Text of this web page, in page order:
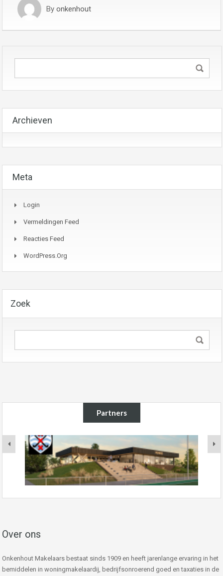
By onkenhout
Archieven
Meta
Login
Vermeldingen Feed
Reacties Feed
WordPress.org
Zoek
Partners
Over ons
Onkenhout Makelaars bestaat sinds 1909 en heeft jarenlange ervaring in het
bemiddelen in woningmakelaardij, bedrijfsonroerend goed en taxaties in de